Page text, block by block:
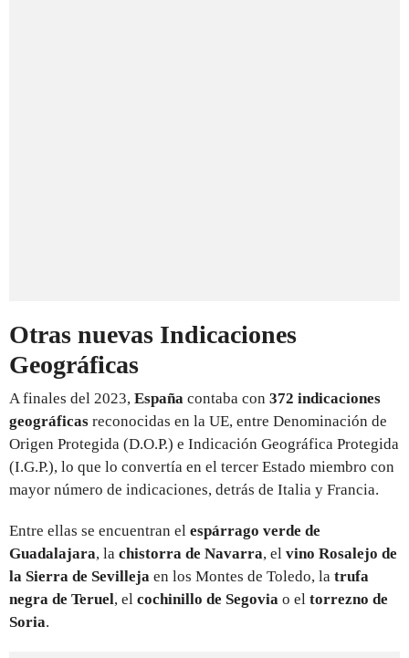
Otras nuevas Indicaciones
Geográficas
A finales del 2023, España contaba con 372 indicaciones
geográficas reconocidas en la UE, entre Denominación de
Origen Protegida (D.O.P.) e Indicación Geográfica Protegida
(I.G.P.), lo que lo convertía en el tercer Estado miembro con
mayor número de indicaciones, detrás de Italia y Francia.
Entre ellas se encuentran el espárrago verde de
Guadalajara, la chistorra de Navarra, el vino Rosalejo de
la Sierra de Sevilleja en los Montes de Toledo, la trufa
negra de Teruel, el cochinillo de Segovia o el torrezno de
Soria.